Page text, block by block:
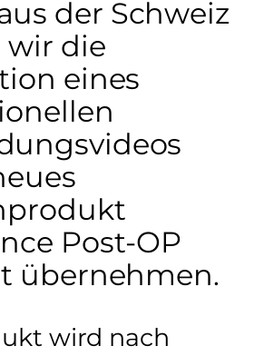
der Schweiz
die
eines
Post-OP
übernehmen.
wird nach